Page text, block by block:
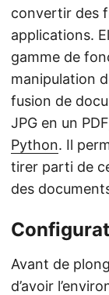
convertir des
applications.
gamme de
manipulation
fusion de
JPG en un
Python. Il
tirer parti de
des
Avant de
d’avoir